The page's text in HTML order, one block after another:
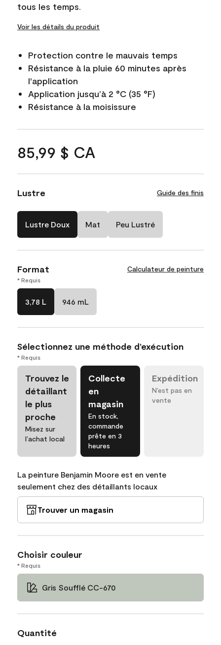
tous les temps.
Voir les détails du produit
Protection contre le mauvais temps
Résistance à la pluie 60 minutes après
l'application
Application jusqu’à 2 °C (35 °F)
Résistance à la moisissure
85,99 $ CA
Lustre Guide des finis
Lustre Doux Mat Peu Lustré
Format Calculateur de peinture
* Requis
3,78 L 946 mL
Sélectionnez une méthode d’exécution
* Requis
Trouvez le
détaillant
le plus
proche
Misez sur
l’achat local
Collecte
en
magasin
En stock,
commande
prête en 3
heures
Expédition
N’est pas en
vente
La peinture Benjamin Moore est en vente
seulement chez des détaillants locaux
Trouver un magasin
Choisir couleur
* Requis
Gris Soufflé CC-670
Quantité